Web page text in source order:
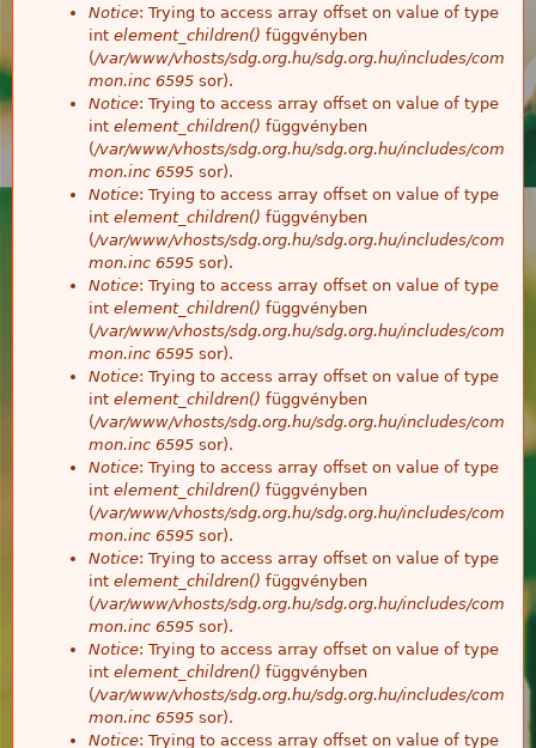
Notice: Trying to access array offset on value of type
int element_children() függvényben
(/var/www/vhosts/sdg.org.hu/sdg.org.hu/includes/com
mon.inc 6595 sor).
Notice: Trying to access array offset on value of type
int element_children() függvényben
(/var/www/vhosts/sdg.org.hu/sdg.org.hu/includes/com
mon.inc 6595 sor).
Notice: Trying to access array offset on value of type
int element_children() függvényben
(/var/www/vhosts/sdg.org.hu/sdg.org.hu/includes/com
mon.inc 6595 sor).
Notice: Trying to access array offset on value of type
int element_children() függvényben
(/var/www/vhosts/sdg.org.hu/sdg.org.hu/includes/com
mon.inc 6595 sor).
Notice: Trying to access array offset on value of type
int element_children() függvényben
(/var/www/vhosts/sdg.org.hu/sdg.org.hu/includes/com
mon.inc 6595 sor).
Notice: Trying to access array offset on value of type
int element_children() függvényben
(/var/www/vhosts/sdg.org.hu/sdg.org.hu/includes/com
mon.inc 6595 sor).
Notice: Trying to access array offset on value of type
int element_children() függvényben
(/var/www/vhosts/sdg.org.hu/sdg.org.hu/includes/com
mon.inc 6595 sor).
Notice: Trying to access array offset on value of type
int element_children() függvényben
(/var/www/vhosts/sdg.org.hu/sdg.org.hu/includes/com
mon.inc 6595 sor).
Notice: Trying to access array offset on value of type